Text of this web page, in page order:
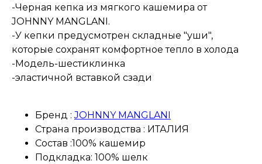
-Черная кепка из мягкого кашемира от
JOHNNY MANGLANI.
-У кепки предусмотрен складные "уши",
которые сохранят комфортное тепло в холода
-Модель-шестиклинка
-эластичной вставкой сзади
Бренд :JOHNNY MANGLANI
Страна производства : ИТАЛИЯ
Состав :100% кашемир
Подкладка: 100% шелк